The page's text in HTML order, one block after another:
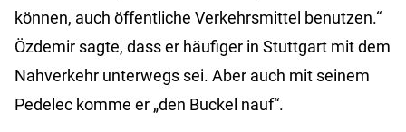
können, auch öffentliche Verkehrsmittel benutzen.“
Özdemir sagte, dass er häufiger in Stuttgart mit dem
Nahverkehr unterwegs sei. Aber auch mit seinem
Pedelec komme er „den Buckel nauf“.